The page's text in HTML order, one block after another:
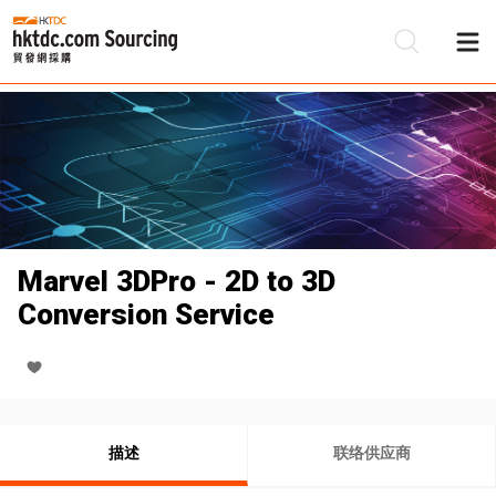
Marvel 3DPro - 2D to 3D
Conversion Service
描述 联络供应商